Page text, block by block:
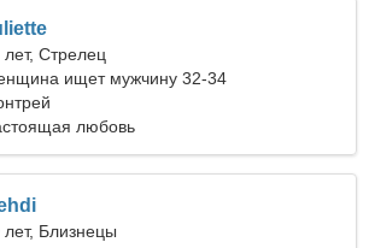
лет, Стрелец
ищет мужчину 32-34
любовь
лет, Близнецы